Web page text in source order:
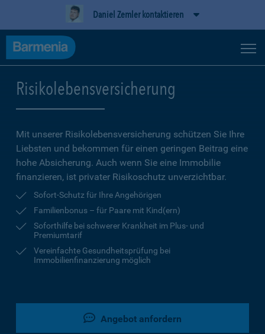
Daniel Zemler kontaktieren
Risikolebensversicherung
Mit unserer Risikolebensversicherung schützen Sie Ihre
Liebsten und bekommen für einen geringen Beitrag eine
hohe Ab­sicherung. Auch wenn Sie eine Immobilie
finanzieren, ist privater Risikoschutz unverzichtbar.
Sofort-Schutz für Ihre Angehörigen
Familienbonus – für Paare mit Kind(ern)
Soforthilfe bei schwerer Krankheit im Plus- und
Premiumtarif
Vereinfachte Gesundheitsprüfung bei
Immobilienfinanzierung möglich
Angebot anfordern